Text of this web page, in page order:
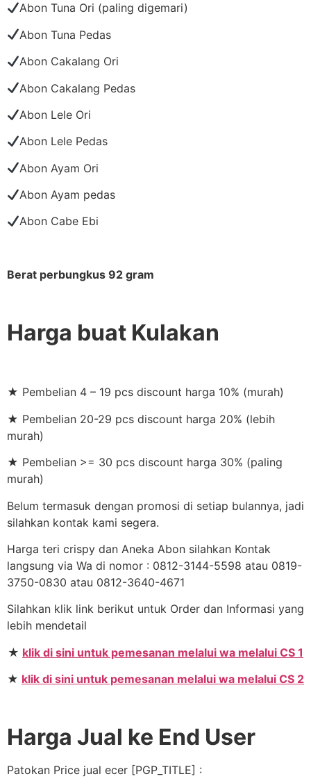
Abon Tuna Ori (paling digemari)
Abon Tuna Pedas
Abon Cakalang Ori
Abon Cakalang Pedas
Abon Lele Ori
Abon Lele Pedas
Abon Ayam Ori
Abon Ayam pedas
Abon Cabe Ebi
Berat perbungkus 92 gram
Harga buat Kulakan
★ Pembelian 4 – 19 pcs discount harga 10% (murah)
★ Pembelian 20-29 pcs discount harga 20% (lebih
murah)
★ Pembelian >= 30 pcs discount harga 30% (paling
murah)
Belum termasuk dengan promosi di setiap bulannya, jadi
silahkan kontak kami segera.
Harga teri crispy dan Aneka Abon silahkan Kontak
langsung via Wa di nomor : 0812-3144-5598 atau 0819-
3750-0830 atau 0812-3640-4671
Silahkan klik link berikut untuk Order dan Informasi yang
lebih mendetail
★ klik di sini untuk pemesanan melalui wa melalui CS 1
★ klik di sini untuk pemesanan melalui wa melalui CS 2
Harga Jual ke End User
Patokan Price jual ecer [PGP_TITLE] :